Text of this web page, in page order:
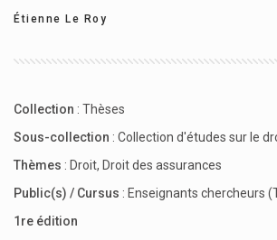
Étienne Le Roy
Collection : Thèses
Sous-collection : Collection d'études sur le
Thèmes : Droit, Droit des assurances
Public(s) / Cursus : Enseignants chercheurs
1re édition